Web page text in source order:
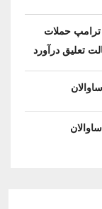
ترامپ حملات
تعلیق درآورد